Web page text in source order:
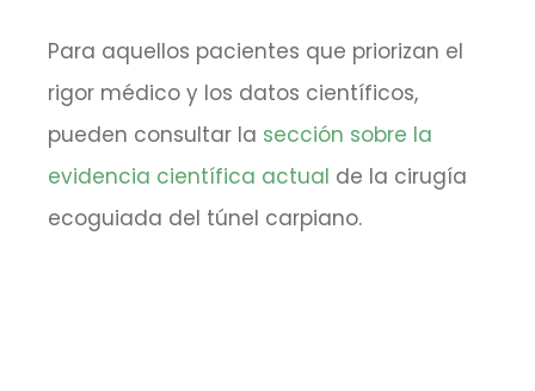
Para aquellos pacientes que priorizan el
rigor médico y los datos científicos,
pueden consultar la sección sobre la
evidencia científica actual de la cirugía
ecoguiada del túnel carpiano.